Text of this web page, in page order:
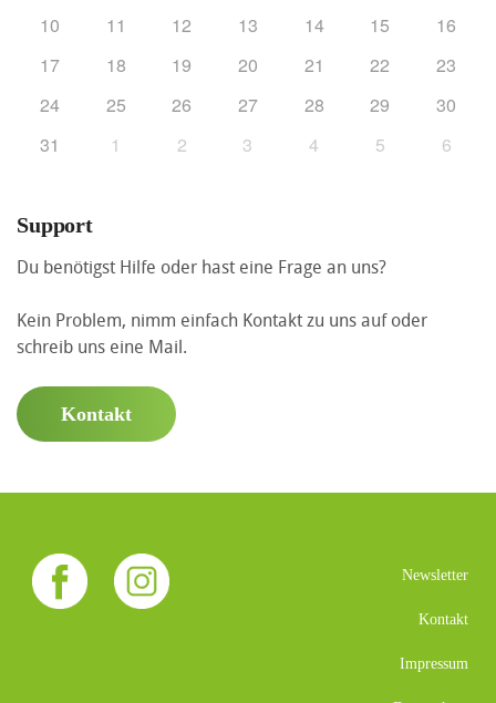
10
11 12 13 14 15
16
17
18 19 20 21 22
23
24
25 26 27 28 29
30
31
1 2 3 4 5 6
Support
Du benötigst Hilfe oder hast eine Frage an uns?
Kein Problem, nimm einfach Kontakt zu uns auf oder
schreib uns eine Mail.
Kontakt
Newsletter
Kontakt
Impressum